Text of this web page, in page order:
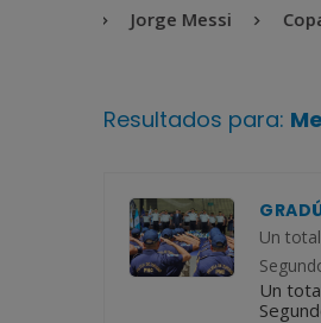
Jorge Messi Copa
Resultados para:
Un
Un